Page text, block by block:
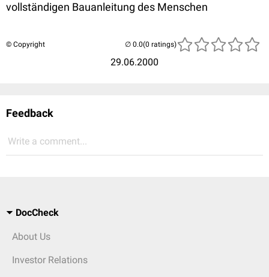
vollständigen Bauanleitung des Menschen
© Copyright
29.06.2000
(0 ratings)
Feedback
Write a comment...
DocCheck
About Us
Investor Relations